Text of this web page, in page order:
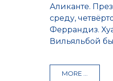
Аликанте.
среду,
Феррандиз.
Вильяльбой
MORE ...